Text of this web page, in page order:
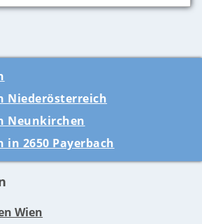
Niederösterreich
Neunkirchen
2650 Payerbach
Wien